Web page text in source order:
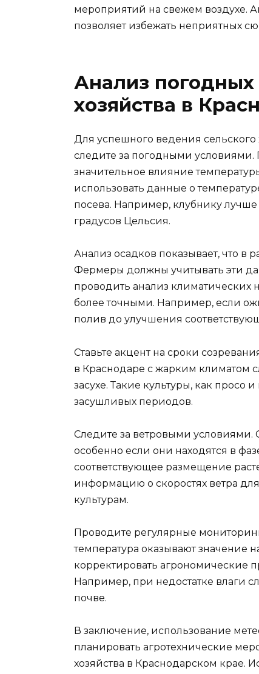
мероприятий на свежем воздухе.
позволяет избежать неприятных
Анализ погодных
хозяйства в
Для успешного ведения
следите за погодными условиями.
значительное влияние
использовать данные о
посева. Например, клубнику лучше
градусов Цельсия.
Анализ осадков показывает, что в
Фермеры должны учитывать эти
проводить анализ климатических
более точными. Например, если
полив до улучшения
Ставьте акцент на сроки
в Краснодаре с жарким климатом
засухе. Такие культуры, как просо
засушливых периодов.
Следите за ветровыми условиями.
особенно если они находятся в
соответствующее размещение
информацию о скоростях ветра
культурам.
Проводите регулярные
температура оказывают значение
корректировать агрономические
Например, при недостатке влаги
почве.
В заключение, использование
планировать агротехнические
хозяйства в Краснодарском крае.